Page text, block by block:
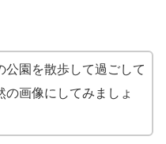
公園を散歩して過ごして
の画像にしてみましょ